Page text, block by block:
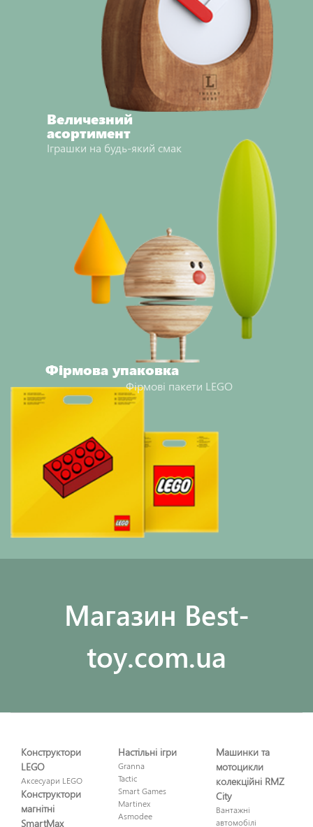
Величезний
асортимент
Іграшки на будь-який смак
Фірмова упаковка
Фірмові пакети LEGO
Maгазин Best-
toy.com.ua
Конструктори
LEGO
Аксесуари LEGO
Конструктори
магнітні
SmartMax
Настільні ігри
Granna
Tactic
Smart Games
Martinex
Asmodee
Машинки та
мотоцикли
колекційні RMZ
City
Вантажні
автомобілі